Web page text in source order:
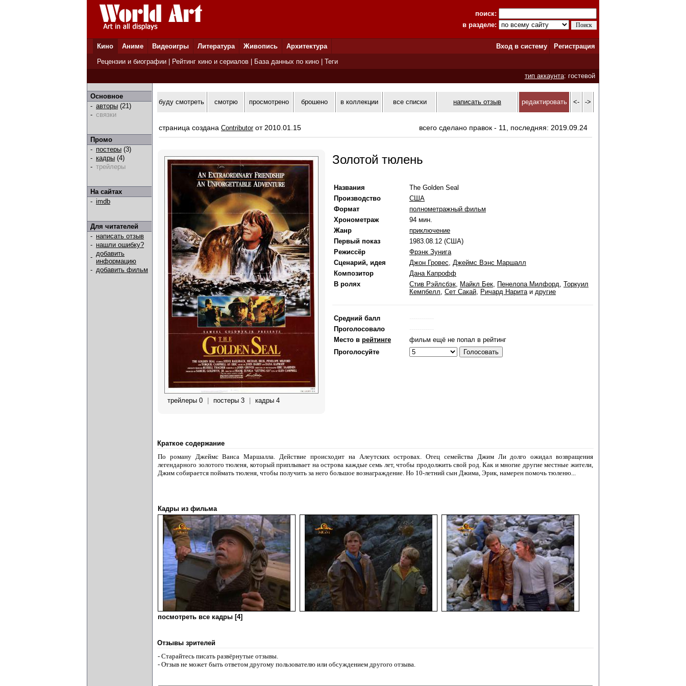
поиск:
в разделе:
Кино Аниме Видеоигры Литература Живопись Архитектура Вход в систему
Регистрация
Рецензии и биографии
Рейтинг кино и сериалов База данных по кино
Теги
тип аккаунта: гостевой
Основное
- авторы (21)
- связки
Промо
- постеры (3)
- кадры (4)
- трейлеры
На сайтах
- imdb
Для читателей
- написать отзыв
- нашли ошибку?
- добавить
информацию
- добавить фильм
буду смотреть смотрю просмотрено брошено в коллекции все списки написать отзыв редактировать <- ->
страница создана Contributorот 2010.01.15 всего сделано правок - 11, последняя: 2019.09.24
трейлеры 0 постеры 3 кадры 4
Золотой тюлень
Названия
The Golden Seal
Производство
США
Формат
полнометражный фильм
Хронометраж
94 мин.
Жанр
приключение
Первый показ
1983.08.12 (США)
Режиссёр
Фрэнк Зунига
Сценарий, идея
Джон Гровес, Джеймс Вэнс Маршалл
Композитор
Дана Капрофф
В ролях
Стив Рэйлсбэк, Майкл Бек, Пенелопа Милфорд, Торкуил
Кемпбелл, Сет Сакай, Ричард Наритаи другие
Средний балл
Проголосовало
Место в рейтинге
фильм ещё не попал в рейтинг
Проголосуйте
Краткое содержание
По роману Джеймс Ванса Маршалла. Действие происходит на Алеутских островах. Отец семейства Джим Ли долго ожидал возвращения
легендарного золотого тюленя, который приплывает на острова каждые семь лет, чтобы продолжить свой род. Как и многие другие местные жители,
Джим собирается поймать тюленя, чтобы получить за него большое вознаграждение. Но 10-летний сын Джима, Эрик, намерен помочь тюленю...
Кадры из фильма
посмотреть все кадры [4]
Отзывы зрителей
- Старайтесь писать развёрнутые отзывы.
- Отзыв не может быть ответом другому пользователю или обсуждением другого отзыва.